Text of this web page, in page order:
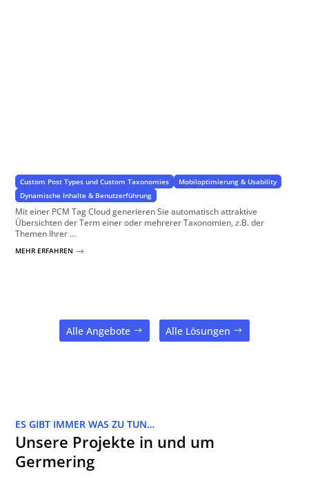
Custom Post Types und Custom Taxonomies
Mobiloptimierung & Usability
Dynamische Inhalte & Benutzerführung
Mit einer PCM Tag Cloud generieren Sie automatisch attraktive
Übersichten der Term einer oder mehrerer Taxonomien, z.B. der
Themen Ihrer ...
MEHR ERFAHREN $
Alle Angebote Alle Lösungen
ES GIBT IMMER WAS ZU TUN…
Unsere Projekte in und um
Germering